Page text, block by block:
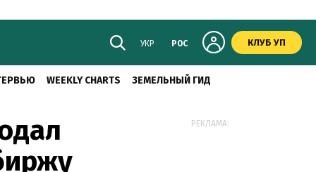
УКР РОС КЛУБ УП
WEEKLY CHARTS ЗЕМЕЛЬНЫЙ ГИД
РЕКЛАМА: